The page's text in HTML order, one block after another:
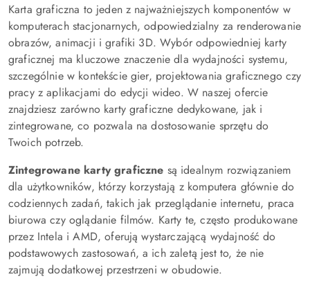
Karta graficzna to jeden z najważniejszych komponentów w
komputerach stacjonarnych, odpowiedzialny za renderowanie
obrazów, animacji i grafiki 3D. Wybór odpowiedniej karty
graficznej ma kluczowe znaczenie dla wydajności systemu,
szczególnie w kontekście gier, projektowania graficznego czy
pracy z aplikacjami do edycji wideo. W naszej ofercie
znajdziesz zarówno karty graficzne dedykowane, jak i
zintegrowane, co pozwala na dostosowanie sprzętu do
Twoich potrzeb.
Zintegrowane karty graficzne są idealnym rozwiązaniem
dla użytkowników, którzy korzystają z komputera głównie do
codziennych zadań, takich jak przeglądanie internetu, praca
biurowa czy oglądanie filmów. Karty te, często produkowane
przez Intela i AMD, oferują wystarczającą wydajność do
podstawowych zastosowań, a ich zaletą jest to, że nie
zajmują dodatkowej przestrzeni w obudowie.